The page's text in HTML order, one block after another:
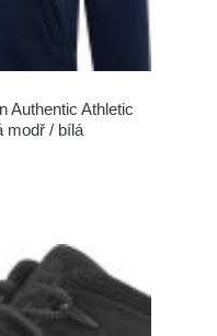
Authentic Athletic
modř / bílá